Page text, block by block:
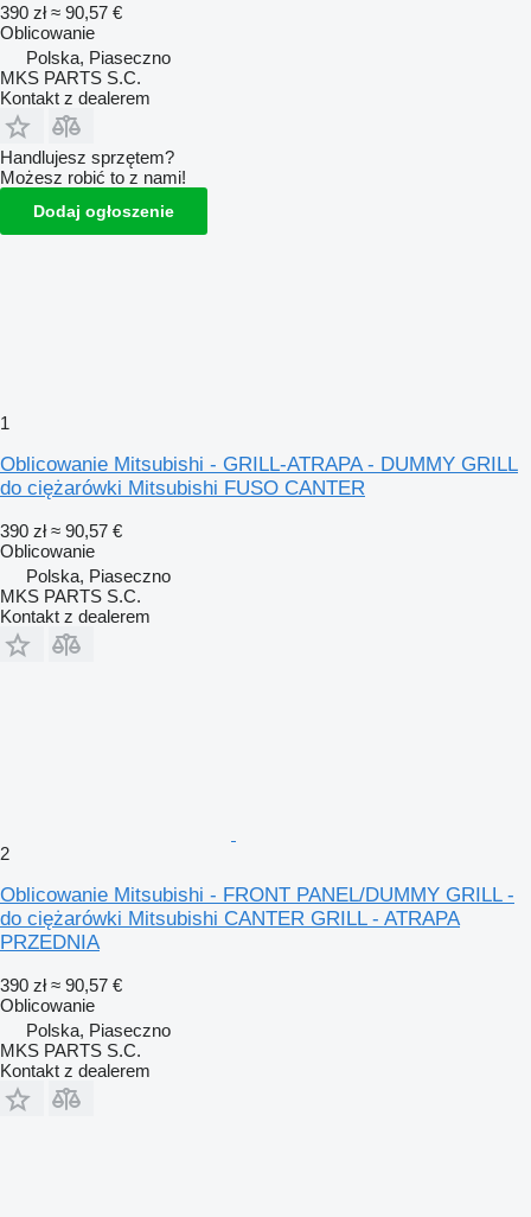
390 zł ≈ 90,57 €
Oblicowanie
Polska, Piaseczno
MKS PARTS S.C.
Kontakt z dealerem
Handlujesz sprzętem?
Możesz robić to z nami!
Dodaj ogłoszenie
1
Oblicowanie Mitsubishi - GRILL-ATRAPA - DUMMY GRILL
do ciężarówki Mitsubishi FUSO CANTER
390 zł ≈ 90,57 €
Oblicowanie
Polska, Piaseczno
MKS PARTS S.C.
Kontakt z dealerem
2
Oblicowanie Mitsubishi - FRONT PANEL/DUMMY GRILL -
do ciężarówki Mitsubishi CANTER GRILL - ATRAPA
PRZEDNIA
390 zł ≈ 90,57 €
Oblicowanie
Polska, Piaseczno
MKS PARTS S.C.
Kontakt z dealerem